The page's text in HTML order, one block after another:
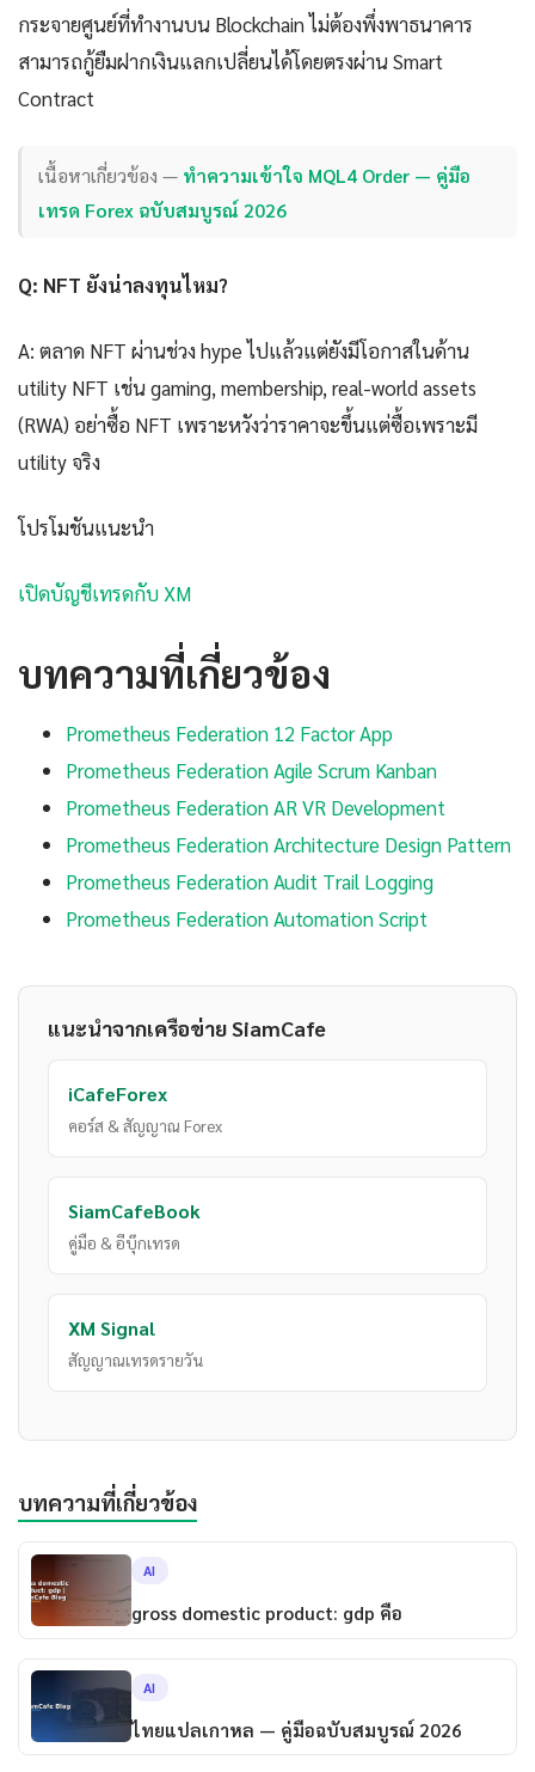
กระจายศูนย์ที่ทำงานบน Blockchain ไม่ต้องพึ่งพาธนาคาร
สามารถกู้ยืมฝากเงินแลกเปลี่ยนได้โดยตรงผ่าน Smart
Contract
เนื้อหาเกี่ยวข้อง — ทำความเข้าใจ MQL4 Order — คู่มือ
เทรด Forex ฉบับสมบูรณ์ 2026
Q: NFT ยังน่าลงทุนไหม?
A: ตลาด NFT ผ่านช่วง hype ไปแล้วแต่ยังมีโอกาสในด้าน
utility NFT เช่น gaming, membership, real-world assets
(RWA) อย่าซื้อ NFT เพราะหวังว่าราคาจะขึ้นแต่ซื้อเพราะมี
utility จริง
โปรโมชันแนะนำ
เปิดบัญชีเทรดกับ XM
บทความที่เกี่ยวข้อง
Prometheus Federation 12 Factor App
Prometheus Federation Agile Scrum Kanban
Prometheus Federation AR VR Development
Prometheus Federation Architecture Design Pattern
Prometheus Federation Audit Trail Logging
Prometheus Federation Automation Script
แนะนำจากเครือข่าย SiamCafe
iCafeForex
คอร์ส & สัญญาณ Forex
SiamCafeBook
คู่มือ & อีบุ๊กเทรด
XM Signal
สัญญาณเทรดรายวัน
บทความที่เกี่ยวข้อง
AI
gross domestic product: gdp คือ
AI
ไทยแปลเกาหล — คู่มือฉบับสมบูรณ์ 2026